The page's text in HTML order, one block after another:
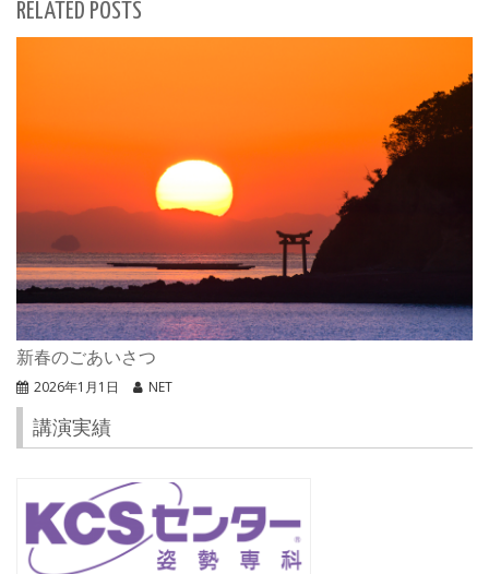
RELATED POSTS
新春のごあいさつ
2026年1月1日 NET
講演実績